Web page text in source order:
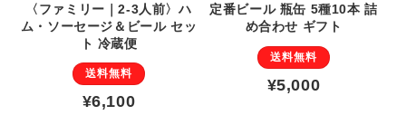
〈ファミリー｜2-3人前〉ハ
ム・ソーセージ＆ビール セッ
ト 冷蔵便
送料無料
¥6,100
定番ビール 瓶缶 5種10本 詰
め合わせ ギフト
送料無料
¥5,000